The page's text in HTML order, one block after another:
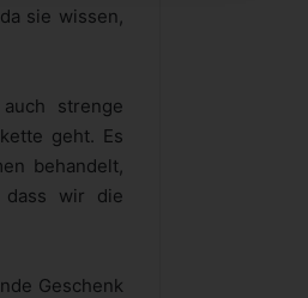
sie wissen,
strenge
geht. Es
behandelt,
dass wir die
Geschenk